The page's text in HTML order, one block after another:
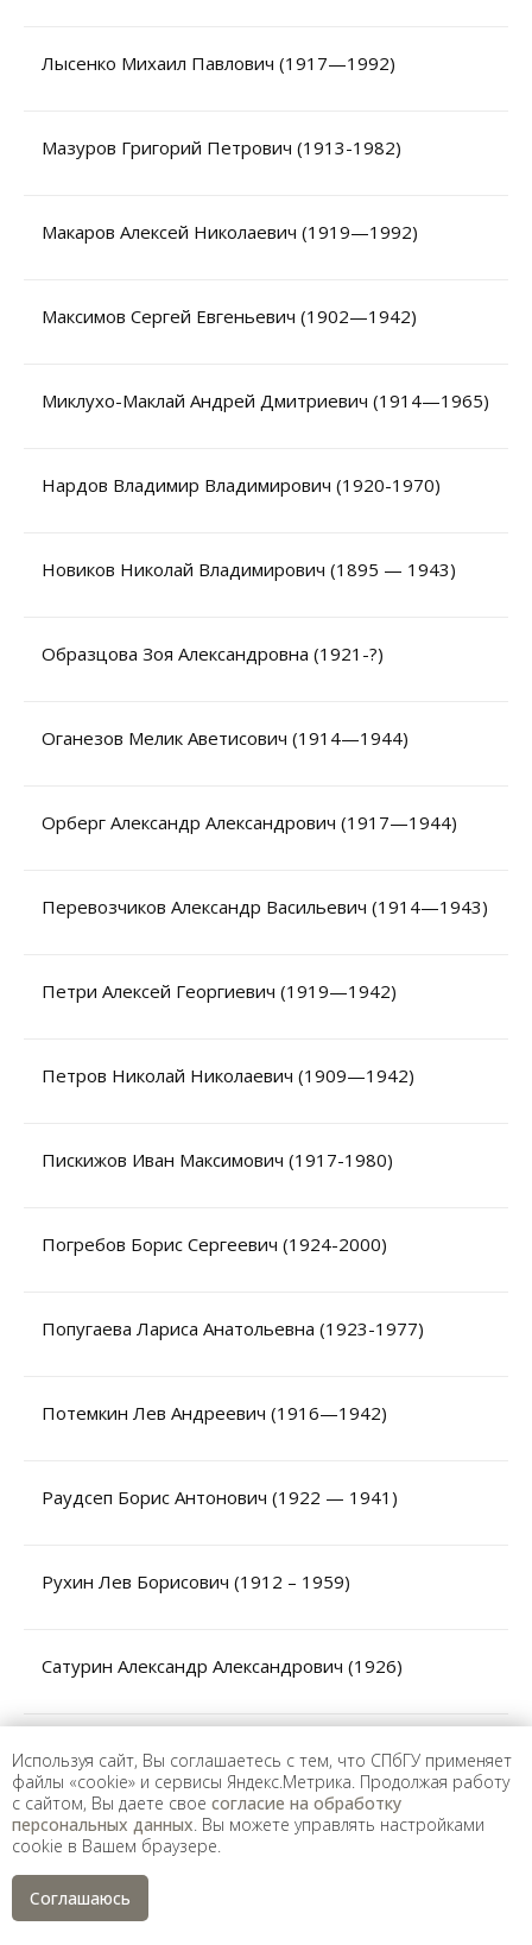
Лысенко Михаил Павлович (1917—1992)
Мазуров Григорий Петрович (1913-1982)
Макаров Алексей Николаевич (1919—1992)
Максимов Сергей Евгеньевич (1902—1942)
Миклухо-Маклай Андрей Дмитриевич (1914—1965)
Нардов Владимир Владимирович (1920-1970)
Новиков Николай Владимирович (1895 — 1943)
Образцова Зоя Александровна (1921-?)
Оганезов Мелик Аветисович (1914—1944)
Орберг Александр Александрович (1917—1944)
Перевозчиков Александр Васильевич (1914—1943)
Петри Алексей Георгиевич (1919—1942)
Петров Николай Николаевич (1909—1942)
Пискижов Иван Максимович (1917-1980)
Погребов Борис Сергеевич (1924-2000)
Попугаева Лариса Анатольевна (1923-1977)
Потемкин Лев Андреевич (1916—1942)
Раудсеп Борис Антонович (1922 — 1941)
Рухин Лев Борисович (1912 – 1959)
Сатурин Александр Александрович (1926)
Седых Вадим Александрович (1917—1941)
Семенов Александр Сергеевич (1907-1999)
Сергеев Василий Алексеевич (1910—1965)
Используя сайт, Вы соглашаетесь с тем, что СПбГУ применяет
файлы «cookie» и сервисы Яндекс.Метрика. Продолжая работу
с сайтом, Вы даете свое согласие на обработку
персональных данных . Вы можете управлять настройками
cookie в Вашем браузере.
Соглашаюсь